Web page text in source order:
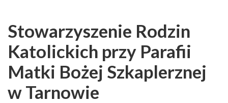
Stowarzyszenie Rodzin
Katolickich przy Parafii
Matki Bożej Szkaplerznej
w Tarnowie